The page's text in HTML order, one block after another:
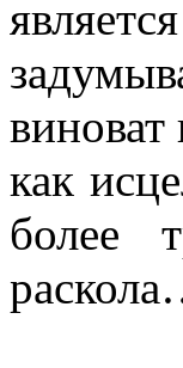
виноват
как
более